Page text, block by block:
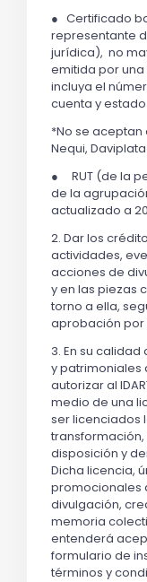
● Certificado
representante
jurídica), no
emitida por
incluya el
cuenta y estado
*No se
Nequi,
● RUT (de la
de la
actualizado a
2. Dar los
actividades,
acciones de
y en las piezas
torno a ella,
aprobación por
3. En su
y patrimoniales
autorizar al
medio de una
ser licenciados
disposición y
Dicha licencia,
promocionales
divulgación,
memoria
entenderá
formulario de
términos y